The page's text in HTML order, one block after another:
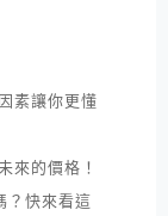
素讓你更懂
來的價格！
？快來看這